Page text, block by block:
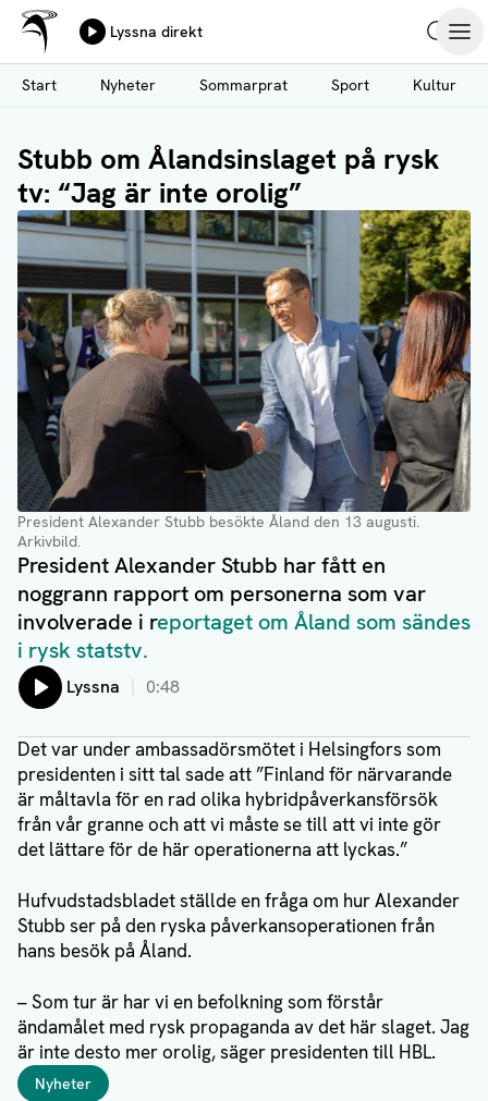
Hoppa
till
huvudinnehåll
Ålands Radio & TV
Lyssna direkt
Start
Nyheter Sommarprat Sport Kultur
Stubb om Ålandsinslaget på rysk
tv: “Jag är inte orolig”
President Alexander Stubb besökte Åland den 13 augusti.
Arkivbild.
President Alexander Stubb har fått en
noggrann rapport om personerna som var
involverade i reportaget om Åland som sändes
i rysk statstv.
Lyssna 0:48
Det var under ambassadörsmötet i Helsingfors som
presidenten i sitt tal sade att ”Finland för närvarande
är måltavla för en rad olika hybridpåverkansförsök
från vår granne och att vi måste se till att vi inte gör
det lättare för de här operationerna att lyckas.”
Hufvudstadsbladet ställde en fråga om hur Alexander
Stubb ser på den ryska påverkansoperationen från
hans besök på Åland.
– Som tur är har vi en befolkning som förstår
ändamålet med rysk propaganda av det här slaget. Jag
är inte desto mer orolig, säger presidenten till HBL.
Taggar
Nyheter